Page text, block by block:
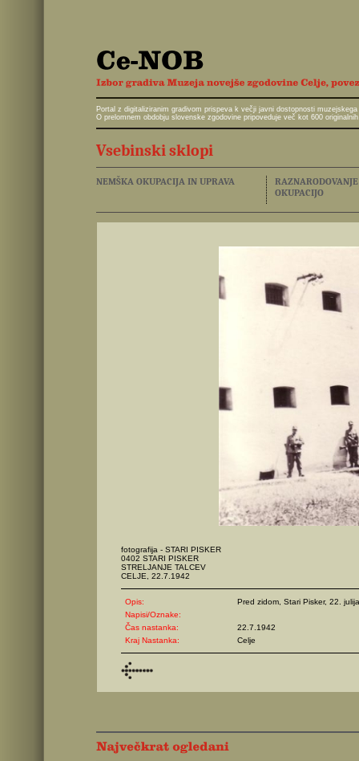
Portal z digitaliziranim gradivom prispeva k večji javni dostopnosti
O prelomnem obdobju slovenske zgodovine pripoveduje več kot 600
Vsebinski sklopi
NEMŠKA OKUPACIJA IN UPRAVA
OKUPACIJO
fotografija - STARI PISKER
0402 STARI PISKER
STRELJANJE TALCEV
CELJE, 22.7.1942
Opis:
Pred zidom, Stari Pisker, 22.
Napisi/Oznake:
Čas nastanka:
22.7.1942
Kraj Nastanka:
Celje